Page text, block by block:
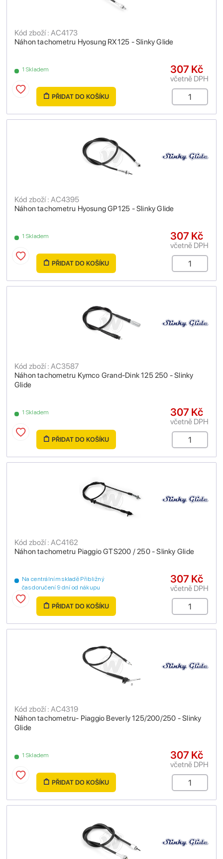
Náhon tachometru Hyosung RX125 - Slinky Glide
Kód zboží : AC4173
1 Skladem 307 Kč
včetně DPH
PŘIDAT DO KOŠÍKU
Náhon tachometru Hyosung GP125 - Slinky Glide
Kód zboží : AC4395
1 Skladem 307 Kč
včetně DPH
PŘIDAT DO KOŠÍKU
Náhon tachometru Kymco Grand-Dink 125 250 - Slinky
Glide
Kód zboží : AC3587
1 Skladem 307 Kč
včetně DPH
PŘIDAT DO KOŠÍKU
Náhon tachometru Piaggio GTS200 / 250 - Slinky Glide
Kód zboží : AC4162
Na centrálním skladě Přibližný
čas doručení 9 dní od nákupu
307 Kč
včetně DPH
PŘIDAT DO KOŠÍKU
Náhon tachometru- Piaggio Beverly 125/200/250 - Slinky
Glide
Kód zboží : AC4319
1 Skladem 307 Kč
včetně DPH
PŘIDAT DO KOŠÍKU